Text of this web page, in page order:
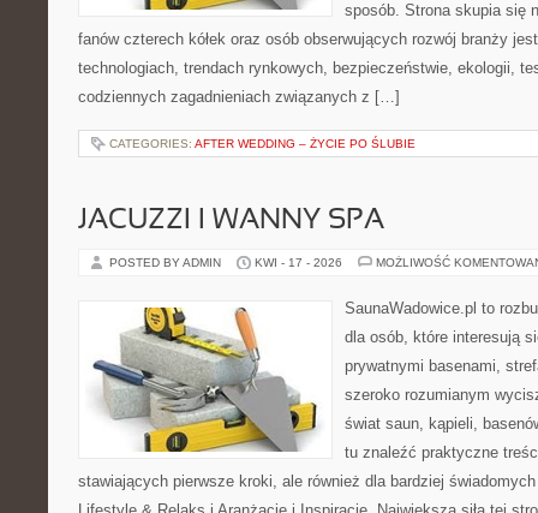
sposób. Strona skupia się
fanów czterech kółek oraz osób obserwujących rozwój branży
technologiach, trendach rynkowych, bezpieczeństwie, ekologii,
codziennych zagadnieniach związanych z […]
CATEGORIES: AFTER WEDDING – ŻYCIE PO ŚLUBIE
JACUZZI I WANNY SPA
POSTED BY ADMIN KWI - 17 - 2026 MOŻLIWOŚĆ
SaunaWadowice.pl to
dla osób, które interesują
prywatnymi basenami,
szeroko rozumianym
świat saun, kąpieli,
tu znaleźć praktyczne
stawiających pierwsze kroki, ale również dla bardziej